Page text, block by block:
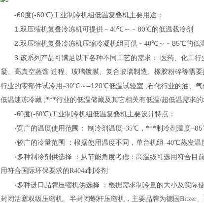
-60度(-60℃)工业制冷机组低温复叠机主要用途：
1. 双压缩机复叠冷冻机可提供﹣ 40℃ ～﹣ 80℃的低温载冷剂
2. 双压缩机复叠冷冻机压缩冷凝机组可供﹣ 40℃ ～﹣ 85℃的低
3. 该系列产品可满足以下各种不同工艺的需求： 医药、化工
凝、高真空蒸馏 过程、玻璃镀膜、复合玻璃制造、橡胶粉碎等需
行业的零部件试冷用–30℃ ～ –120℃低温试验室 ;石化行业的油、气
低温速冻冷藏 ;***行业的低温储藏及其它相关有低温/超低温需求的
-60度(-60℃)工业制冷机组低温复叠机主要设计特点：
· 宽广的温度使用范围： 制冷剂温度–35℃ ，***制冷剂温度–85
·较广的冷量范围 ：根据使用温度不同，单台机组 –40℃蒸发温
· 多种制冷剂供选择 ：从节能角度考虑：高温级可选用符合目
用符合国际环保要求的R404a制冷剂
· 多种进口品牌压缩机供选择 ：根据需求制冷量的大小及实际
封闭活塞双级压缩机、半封闭螺杆压缩机，主要品牌为德国 Bitzer